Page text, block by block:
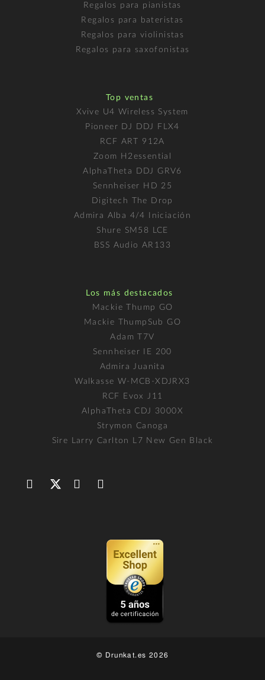
Regalos para pianistas
Regalos para bateristas
Regalos para violinistas
Regalos para saxofonistas
Top ventas
Xvive U4 Wireless System
Pioneer DJ DDJ FLX4
RCF ART 912A
Zoom H2essential
AlphaTheta DDJ GRV6
Sennheiser HD 25
Digitech The Drop
Admira Alba 4/4 Iniciación
Shure SM58 LCE
BSS Audio AR133
Los más destacados
Mackie Thump GO
Mackie ThumpSub GO
Adam T7V
Sennheiser IE 200
Admira Juanita
Walkasse W-MCB-XDJRX3
RCF Evox J11
AlphaTheta CDJ 3000X
Strymon Canoga
Sire Larry Carlton L7 New Gen Black
© Drunkat.es 2026